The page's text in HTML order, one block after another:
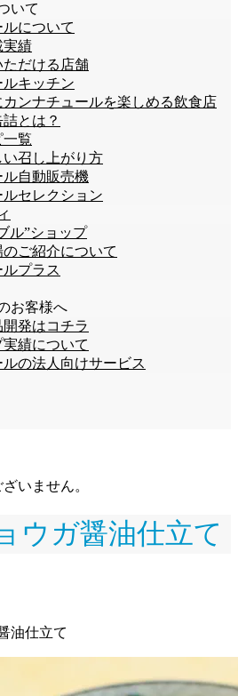
いて
について
実績
だける店舗
キッチン
ンナチュールを楽しめる飲食店
とは？
一覧
召し上がり方
ル自動販売機
セレクション
ル”ショップ
ご紹介について
プラス
お客様へ
発はコチラ
績について
の法人向けサービス
いません。
ウガ醤油仕立て
油仕立て